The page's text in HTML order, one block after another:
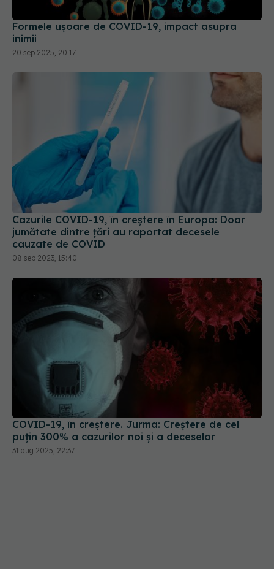
20 sep 2025, 20:17
Cazurile COVID-19, în creștere în Europa: Doar
jumătate dintre țări au raportat decesele
cauzate de COVID
08 sep 2023, 15:40
COVID-19, în creștere. Jurma: Creștere de cel
puțin 300% a cazurilor noi și a deceselor
31 aug 2025, 22:37